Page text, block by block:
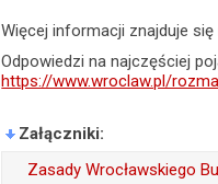
Więcej informacji znajduje
Odpowiedzi na najczęściej
https://www.wroclaw.pl/
Załączniki
Zasady Wrocławskiego